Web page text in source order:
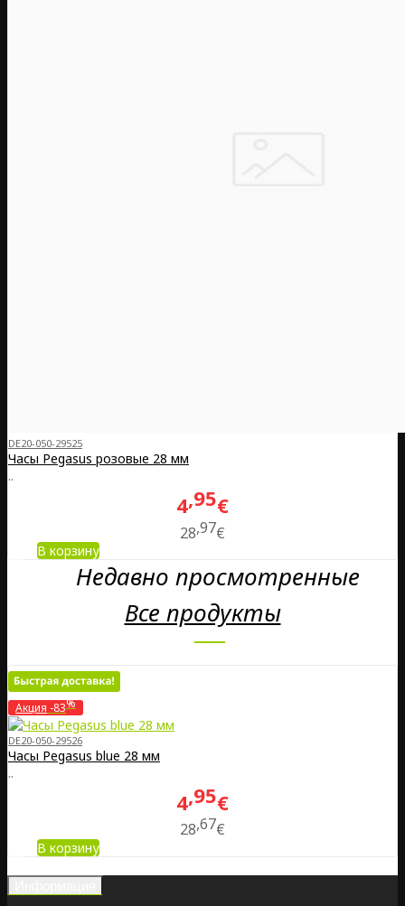
DE20-050-29525
Часы Pegasus розовые 28 мм
..
4 95€
28 97€
В корзину
Недавно просмотренные
Все продукты
Акция -83%
DE20-050-29526
Часы Pegasus blue 28 мм
..
4 95€
28 67€
В корзину